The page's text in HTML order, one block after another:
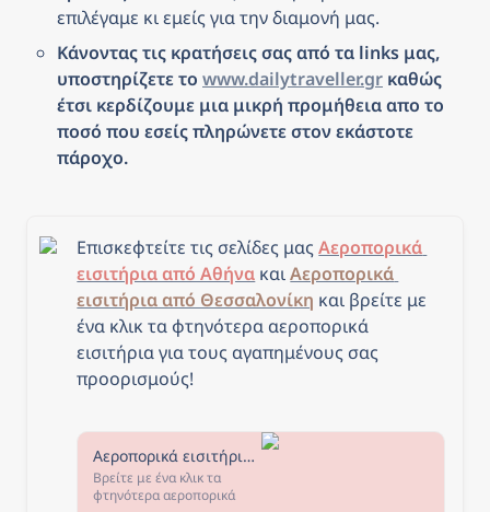
επιλέγαμε κι εμείς για την διαμονή μας.
Κάνοντας τις κρατήσεις σας από τα links μας,
υποστηρίζετε το www.dailytraveller.gr καθώς
έτσι κερδίζουμε μια μικρή προμήθεια απο το
ποσό που εσείς πληρώνετε στον εκάστοτε
πάροχο.
Επισκεφτείτε τις σελίδες μας Αεροπορικά
εισιτήρια από Αθήνα και Αεροπορικά
εισιτήρια από Θεσσαλονίκη και βρείτε με
ένα κλικ τα φτηνότερα αεροπορικά
εισιτήρια για τους αγαπημένους σας
προορισμούς!
Αεροπορικά εισιτήρια από Αθήνα - The Daily Traveller
Βρείτε με ένα κλικ τα
φτηνότερα αεροπορικά